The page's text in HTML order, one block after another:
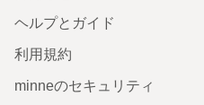
ヘルプとガイド
利用規約
minneのセキュリティ